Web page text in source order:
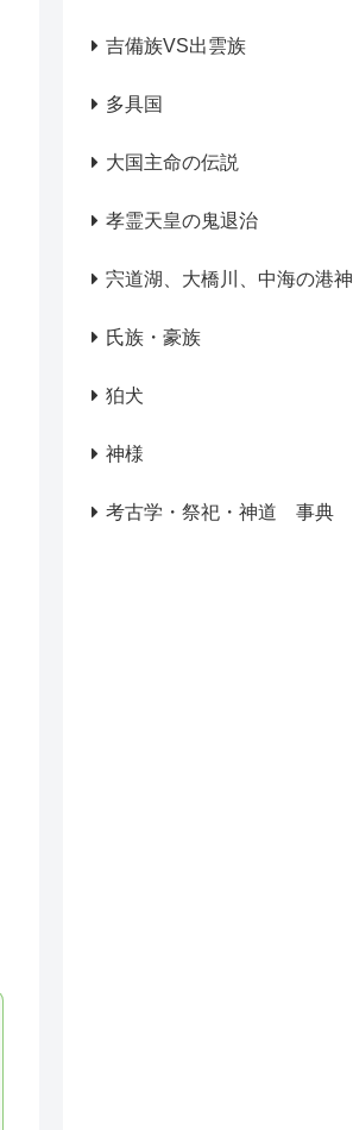
吉備族VS出雲族
多具国
大国主命の伝説
孝霊天皇の鬼退治
宍道湖、大橋川、中海の港神
氏族・豪族
狛犬
神様
考古学・祭祀・神道 事典